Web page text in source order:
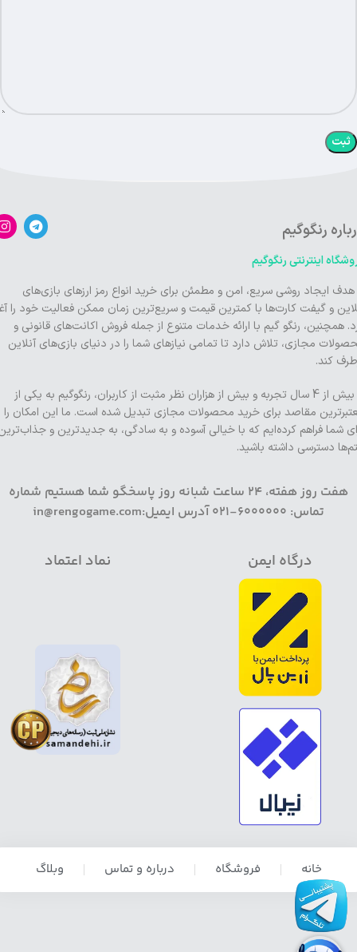
رنگوگیم
اینترنتی رنگوگیم
هدف ایجاد روشی سریع، امن و مطمئن برای خرید انواع رمز ارزهای بازی‌های
و گیفت کارت‌ها با کمترین قیمت و سریع‌ترین زمان ممکن فعالیت خود را
همچنین، رنگو گیم با ارائه خدمات متنوع از جمله فروش اکانت‌های قانونی و
مجازی، تلاش دارد تا تمامی نیازهای شما را در دنیای بازی‌های آنلاین
کند.
با بیش از 4 سال تجربه و بیش از هزاران نظر مثبت از کاربران، رنگوگیم به یکی از
مقاصد برای خرید محصولات مجازی تبدیل شده است. ما این امکان را
شما فراهم کرده‌ایم که با خیالی آسوده و به سادگی، به جدیدترین و
دسترسی داشته باشید.
هفت روز هفته، 24 ساعت شبانه روز پاسخگو شما هستیم شماره
تماس: 6000000-021 آدرس ایمیل:in@rengogame.com
درگاه ایمن نماد اعتماد
خانه فروشگاه درباره و تماس وبلاگ